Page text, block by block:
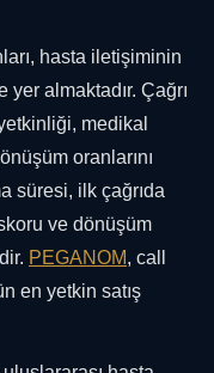
hasta iletişiminin
almaktadır. Çağrı
medikal
oranlarını
süresi, ilk çağrıda
ve dönüşüm
PEGANOM, call
en yetkin satış